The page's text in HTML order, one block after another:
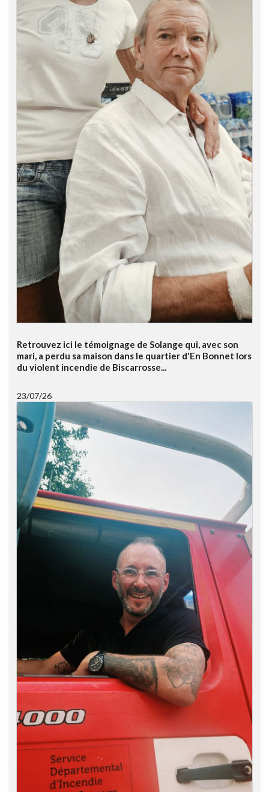
Retrouvez ici le témoignage de Solange qui, avec son
mari, a perdu sa maison dans le quartier d'En Bonnet lors
du violent incendie de Biscarrosse...
23/07/26